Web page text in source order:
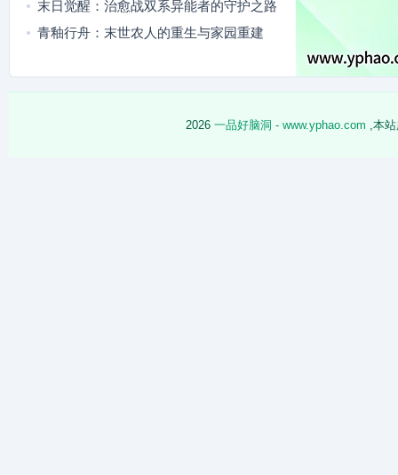
末日觉醒：治愈战双系异能者的守护之路
青釉行舟：末世农人的重生与家园重建
2026 一品好脑洞 - www.yphao.com ,本